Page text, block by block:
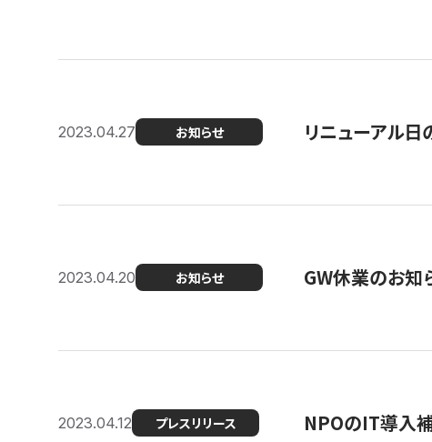
2023.04.27 お知らせ リニューアル日
2023.04.20 お知らせ GW休業のお知
2023.04.12 プレスリリース NPOのIT導入